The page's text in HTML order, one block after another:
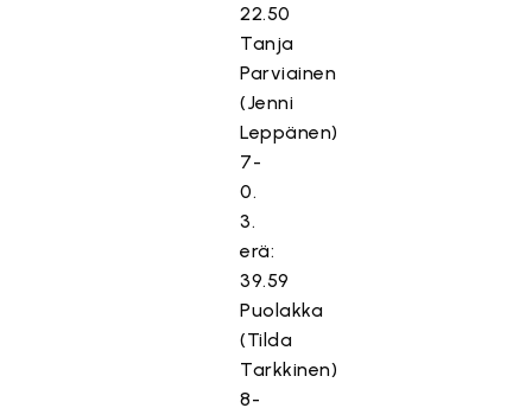
22.50
Tanja
Parviainen
(Jenni
Leppänen)
7-
0.
3.
erä:
39.59
Puolakka
(Tilda
Tarkkinen)
8-